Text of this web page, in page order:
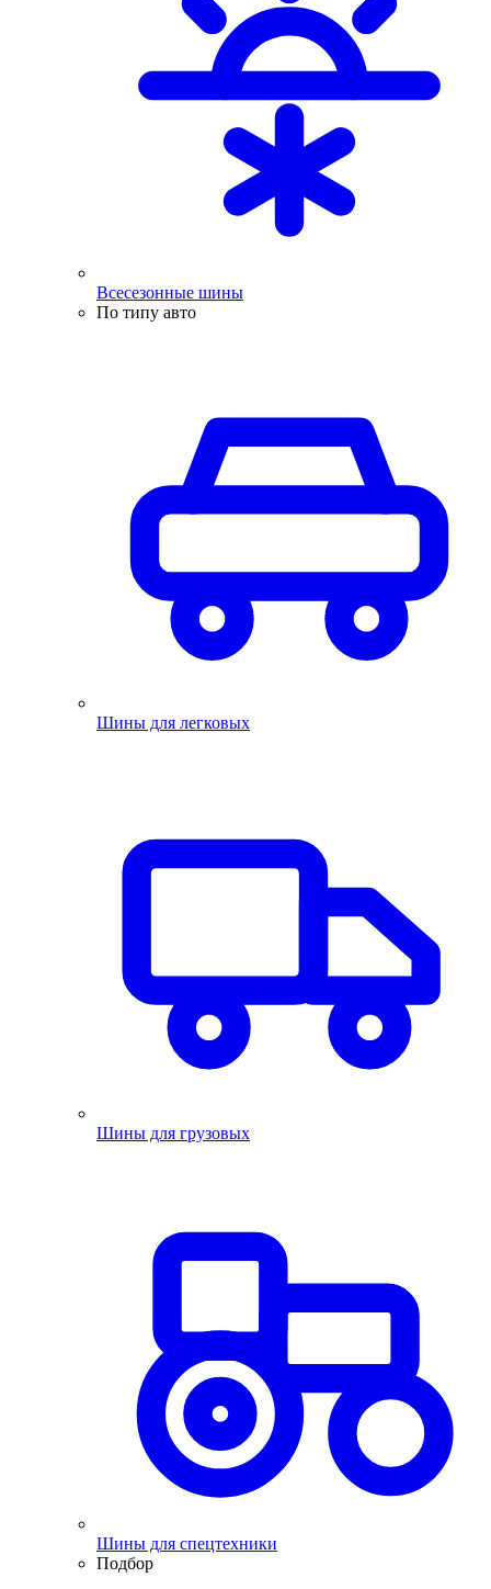
Всесезонные шины
По типу авто
Шины для легковых
Шины для грузовых
Шины для спецтехники
Подбор